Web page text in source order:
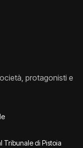
protagonisti e
Tribunale di Pistoia